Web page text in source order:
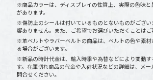
※商品カラーは、ディスプレイの性質上、実際の色味と
があります。
※傷防止のシールは付いているものとないものがござ
響ありません。また、ご希望でお選びいただくことはご
※革ベルトやラバーベルトの商品は、ベルトの色や素材
る場合がございます。
※新品の時計代金は、輸入時季や為替などにより変動す
す。在庫切れ商品の代金や入荷状況などの詳細は、メ
問合せください。